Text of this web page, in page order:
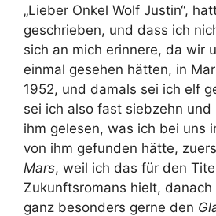
„Lieber Onkel Wolf Justin“,
geschrieben, und dass ich
sich an mich erinnere, da wir
einmal gesehen hätten, in
1952, und damals sei ich elf
sei ich also fast siebzehn und
ihm gelesen, was ich bei uns
von ihm gefunden hätte,
Mars, weil ich das für den
Zukunftsromans hielt, danach
ganz besonders gerne den